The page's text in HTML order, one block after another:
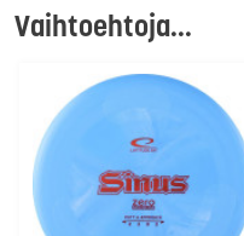
Vaihtoehtoja...